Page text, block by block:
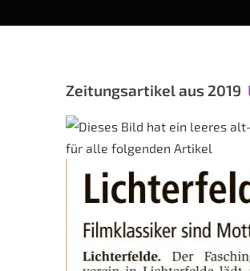
Zeitungsartikel aus 2019
für alle folgenden Artikel